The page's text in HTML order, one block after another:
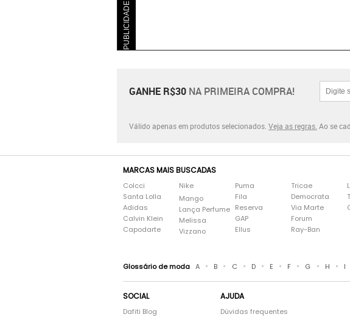
PUBLICIDADE
GANHE R$30 NA PRIMEIRA COMPRA!
Válido apenas em produtos selecionados. Veja as regras. Ao se
MARCAS MAIS BUSCADAS
Colcci
Santa Lolla
Adidas
Calvin Klein
Capodarte
Nike
Mango
Lança Perfume
Melissa
Vizzano
Puma
Fila
Reserva
GAP
Ellus
Tricae
Democrata
Via Marte
Forum
Ray-Ban
Glossário de moda A • B • C • D • E • F • G • H • I
SOCIAL
Dafiti Blog
AJUDA
Dúvidas frequentes